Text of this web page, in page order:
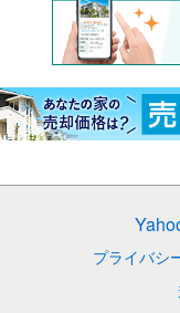
プライバシ